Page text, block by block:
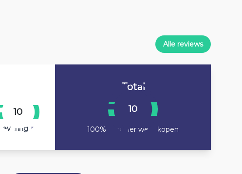
Alle reviews
10
Levering 10
Total
10
100% Zou hier weer kopen